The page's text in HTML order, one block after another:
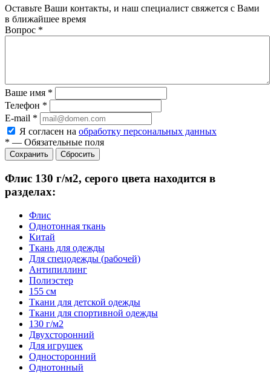
Оставьте Ваши контакты, и наш специалист свяжется с Вами
в ближайшее время
Вопрос *
Ваше имя *
Телефон *
E-mail *
Я согласен на обработку персональных данных
* — Обязательные поля
Сбросить
Флис 130 г/м2, серого цвета находится в
разделах:
Флис
Однотонная ткань
Китай
Ткань для одежды
Для спецодежды (рабочей)
Антипиллинг
Полиэстер
155 см
Ткани для детской одежды
Ткани для спортивной одежды
130 г/м2
Двухсторонний
Для игрушек
Односторонний
Однотонный